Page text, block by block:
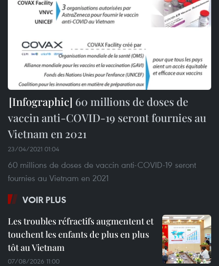
60 millions de doses de
vaccin anti-COVID-19 seront fournies au
Vietnam en 2021
23/04/2021 01:04
60 millions de doses de vaccin anti-COVID-19 seront
fournies au Vietnam en 2021
VOIR PLUS
Les troubles réfractifs augmentent et
touchent les enfants de plus en plus
tôt au Vietnam
07/08/2026 11:00